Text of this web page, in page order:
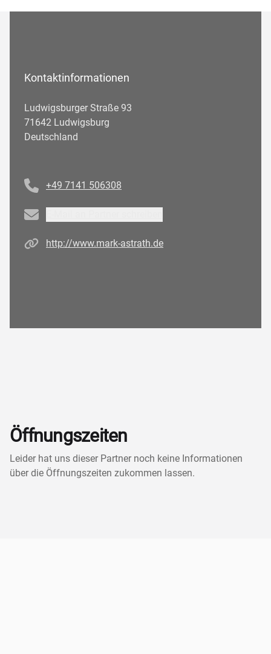
Kontaktinformationen
Ludwigsburger Straße 93
71642 Ludwigsburg
Deutschland
+49 7141 506308
Email
Homepagehttp://www.mark-astrath.de
Öffnungszeiten
Leider hat uns dieser Partner noch keine Informationen
über die Öffnungszeiten zukommen lassen.